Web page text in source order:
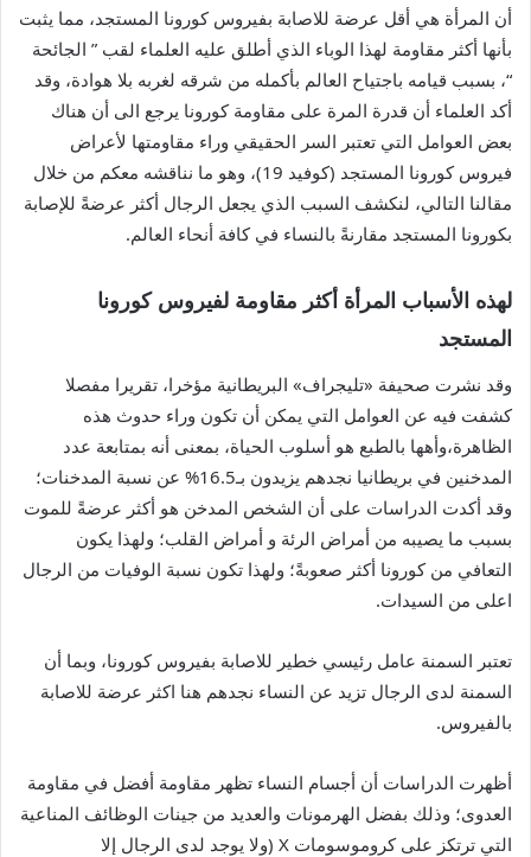
أن المرأة هي أقل عرضة للاصابة بفيروس كورونا المستجد، مما يثبت
بأنها أكثر مقاومة لهذا الوباء الذي أطلق عليه العلماء لقب ” الجائحة
“، بسبب قيامه باجتياح العالم بأكمله من شرقه لغربه بلا هوادة، وقد
أكد العلماء أن قدرة المرة على مقاومة كورونا يرجع الى أن هناك
بعض العوامل التي تعتبر السر الحقيقي وراء مقاومتها لأعراض
فيروس كورونا المستجد (كوفيد 19)، وهو ما نناقشه معكم من خلال
مقالنا التالي، لنكشف السبب الذي يجعل الرجال أكثر عرضةً للإصابة
بكورونا المستجد مقارنةً بالنساء في كافة أنحاء العالم.
لهذه الأسباب المرأة أكثر مقاومة لفيروس كورونا
المستجد
وقد نشرت صحيفة «تليجراف» البريطانية مؤخرا، تقريرا مفصلا
كشفت فيه عن العوامل التي يمكن أن تكون وراء حدوث هذه
الظاهرة،وأهها بالطبع هو أسلوب الحياة، بمعنى أنه بمتابعة عدد
المدخنين في بريطانيا نجدهم يزيدون بـ16.5% عن نسبة المدخنات؛
وقد أكدت الدراسات على أن الشخص المدخن هو أكثر عرضةً للموت
بسبب ما يصيبه من أمراض الرئة و أمراض القلب؛ ولهذا يكون
التعافي من كورونا أكثر صعوبةً؛ ولهذا تكون نسبة الوفيات من الرجال
اعلى من السيدات.
تعتبر السمنة عامل رئيسي خطير للاصابة بفيروس كورونا، وبما أن
السمنة لدى الرجال تزيد عن النساء نجدهم هنا اكثر عرضة للاصابة
بالفيروس.
أظهرت الدراسات أن أجسام النساء تظهر مقاومة أفضل في مقاومة
العدوى؛ وذلك بفضل الهرمونات والعديد من جينات الوظائف المناعية
التي ترتكز على كروموسومات X (ولا يوجد لدى الرجال إلا